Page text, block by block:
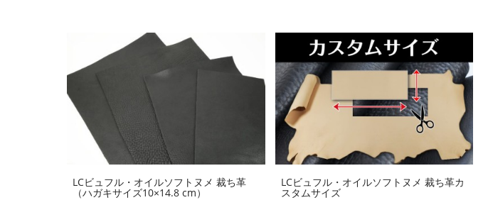
LCビュフル・オイルソフトヌメ 裁ち革
（ハガキサイズ10×14.8 cm）
LCビュフル・オイルソフトヌメ 裁ち革カ
スタムサイズ